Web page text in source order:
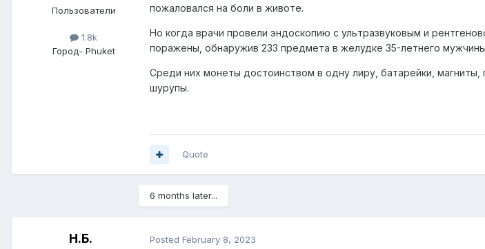
Пользователи
1.8k
Город- Phuket
пожаловался на боли в животе.
Но когда врачи провели эндоскопию с ультразвуковым и
поражены, обнаружив 233 предмета в желудке 35-летнего
Среди них монеты достоинством в одну лиру, батарейки, магниты,
шурупы.
Quote
6 months later...
Н.Б. Posted February 8, 2023